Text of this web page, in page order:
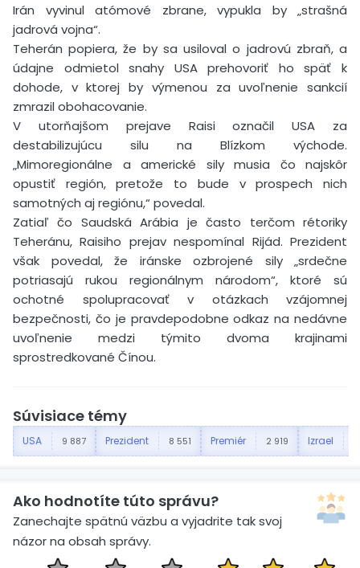
Irán vyvinul atómové zbrane, vypukla by „strašná
jadrová vojna“.
Teherán popiera, že by sa usiloval o jadrovú zbraň, a
údajne odmietol snahy USA prehovoriť ho späť k
dohode, v ktorej by výmenou za uvoľnenie sankcií
zmrazil obohacovanie.
V utorňajšom prejave Raisi označil USA za
destabilizujúcu silu na Blízkom východe.
„Mimoregionálne a americké sily musia čo najskôr
opustiť región, pretože to bude v prospech nich
samotných aj regiónu,“ povedal.
Zatiaľ čo Saudská Arábia je často terčom rétoriky
Teheránu, Raisiho prejav nespomínal Rijád. Prezident
však povedal, že iránske ozbrojené sily „srdečne
potriasajú rukou regionálnym národom“, ktoré sú
ochotné spolupracovať v otázkach vzájomnej
bezpečnosti, čo je pravdepodobne odkaz na nedávne
uvoľnenie medzi týmito dvoma krajinami
sprostredkované Čínou.
Súvisiace témy
USA 9 887 Prezident 8 551 Premiér 2 919 Izrael
Ako hodnotíte túto správu?
Zanechajte spätnú väzbu a vyjadrite tak svoj
názor na obsah správy.